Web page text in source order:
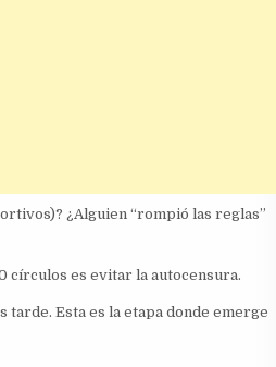
¿Alguien “rompió las reglas”
círculos es evitar la autocensura.
tarde. Esta es la etapa donde emerge